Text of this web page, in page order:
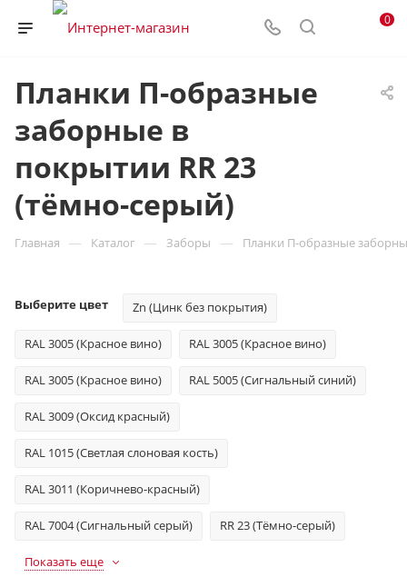
0
Планки П-образные
заборные в
покрытии RR 23
(тёмно-серый)
Главная — Каталог — Заборы — Планки П-образные
Выберите цвет Zn (Цинк без покрытия)
RAL 3005 (Красное вино) RAL 3005 (Красное вино)
RAL 3005 (Красное вино) RAL 5005 (Сигнальный синий)
RAL 3009 (Оксид красный)
RAL 1015 (Светлая слоновая кость)
RAL 3011 (Коричнево-красный)
RAL 7004 (Сигнальный серый) RR 23 (Тёмно-серый)
Показать еще